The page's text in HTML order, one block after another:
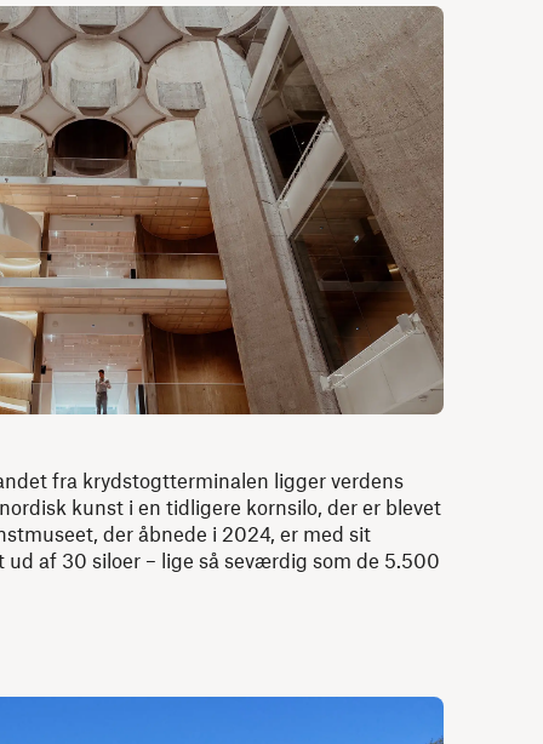
fra krydstogtterminalen ligger verdens
kunst i en tidligere kornsilo, der er blevet
der åbnede i 2024, er med sit
af 30 siloer – lige så seværdig som de 5.500